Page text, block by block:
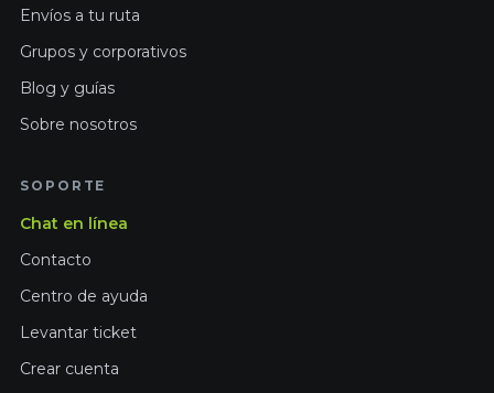
Envíos a tu ruta
Grupos y corporativos
Blog y guías
Sobre nosotros
SOPORTE
Chat en línea
Contacto
Centro de ayuda
Levantar ticket
Crear cuenta